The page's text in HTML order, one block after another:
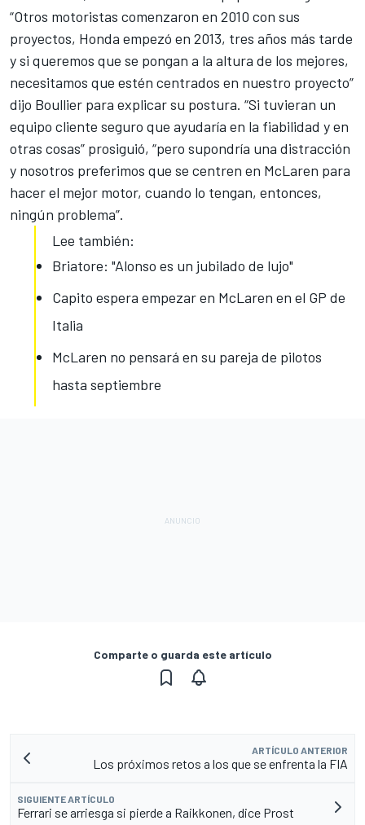
“Otros motoristas comenzaron en 2010 con sus
proyectos, Honda empezó en 2013, tres años más tarde
y si queremos que se pongan a la altura de los mejores,
necesitamos que estén centrados en nuestro proyecto”
dijo Boullier para explicar su postura. “Si tuvieran un
equipo cliente seguro que ayudaría en la fiabilidad y en
otras cosas” prosiguió, “pero supondría una distracción
y nosotros preferimos que se centren en McLaren para
hacer el mejor motor, cuando lo tengan, entonces,
ningún problema”.
Lee también:
Briatore: "Alonso es un jubilado de lujo"
Capito espera empezar en McLaren en el GP de
Italia
McLaren no pensará en su pareja de pilotos
hasta septiembre
Comparte o guarda este artículo
ARTÍCULO ANTERIOR
Los próximos retos a los que se enfrenta la FIA
SIGUIENTE ARTÍCULO
Ferrari se arriesga si pierde a Raikkonen, dice Prost